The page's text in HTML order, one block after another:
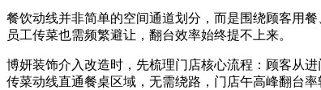
餐饮动线并非简单的空间通道划分，而是围绕顾客用
员工传菜也需频繁避让，翻台效率始终提不上来。
博妍装饰介入改造时，先梳理门店核心流程：顾客从
传菜动线直通餐桌区域，无需绕路，门店午高峰翻台